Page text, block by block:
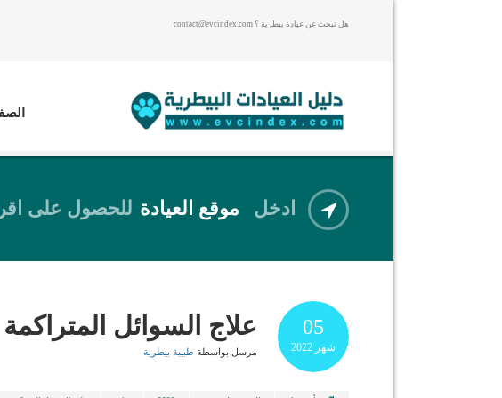
هل تبحث عن عيادة بيطرية ؟ contact@evcindex.com
ادخل موقع العيادة للحصول على
05
شهر 2022
علاج السوائل
مرسل بواسطة طبيبة بيطرية